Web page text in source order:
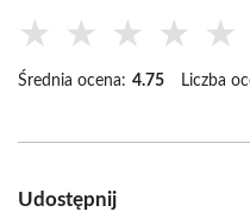
★ ★ ★ ★ ★
Średnia ocena: 4.75 Liczba
Udostępnij